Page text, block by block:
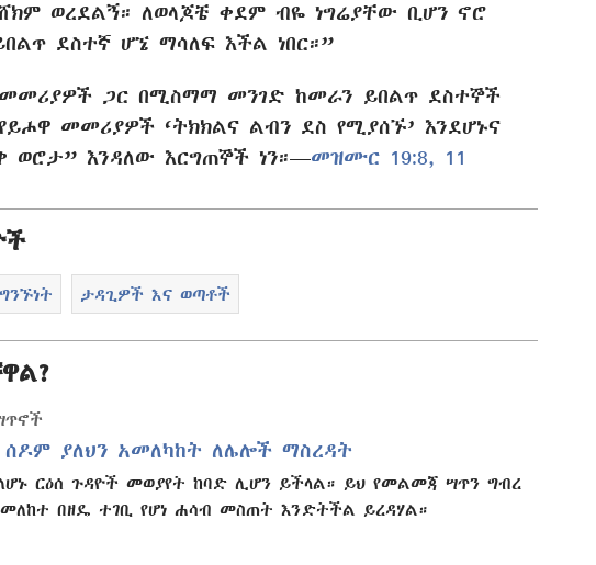
ወረደልኝ። ለወላጆቼ ቀደም ብዬ ነግሬያቸው ቢሆን ኖሮ
ደስተኛ ሆኜ ማሳለፍ እችል ነበር።”
ጋር በሚስማማ መንገድ ከመራን ይበልጥ ደስተኞች
መመሪያዎች ‘ትክክልና ልብን ደስ የሚያሰኙ’ እንደሆኑና
ወሮታ” እንዳለው እርግጠኞች ነን።—መዝሙር 19:8, 11
ታዳጊዎች እና ወጣቶች
ሰዶም ያለህን አመለካከት ለሌሎች ማስረዳት
ርዕሰ ጉዳዮች መወያየት ከባድ ሊሆን ይችላል። ይህ የመልመጃ ሣጥን ግብረ
በዘዴ ተገቢ የሆነ ሐሳብ መስጠት እንድትችል ይረዳሃል።